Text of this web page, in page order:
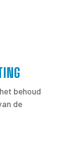
behoud
de